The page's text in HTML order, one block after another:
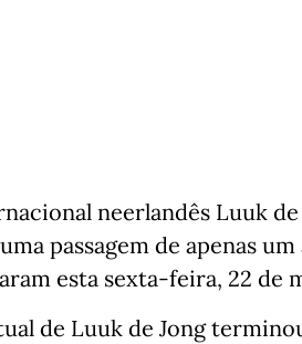
neerlandês Luuk
passagem de apenas
esta sexta-feira, 22 de
de Luuk de Jong